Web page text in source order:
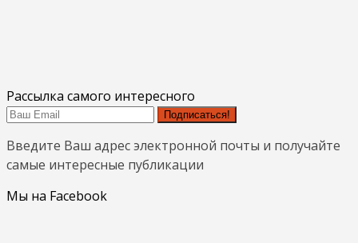
Рассылка самого интересного
Подписаться!
Введите Ваш адрес электронной почты и получайте
самые интересные публикации
Мы на Facebook